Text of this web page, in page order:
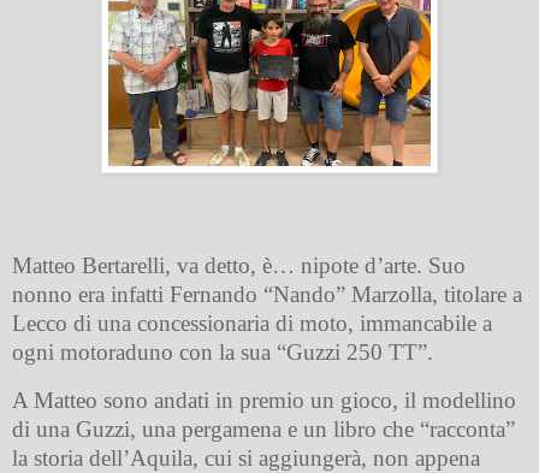
Matteo Bertarelli, va detto, è… nipote d’arte. Suo
nonno era infatti Fernando “Nando” Marzolla, titolare a
Lecco di una concessionaria di moto, immancabile a
ogni motoraduno con la sua “Guzzi 250 TT”.
A Matteo sono andati in premio un gioco, il modellino
di una Guzzi, una pergamena e un libro che “racconta”
la storia dell’Aquila, cui si aggiungerà, non appena